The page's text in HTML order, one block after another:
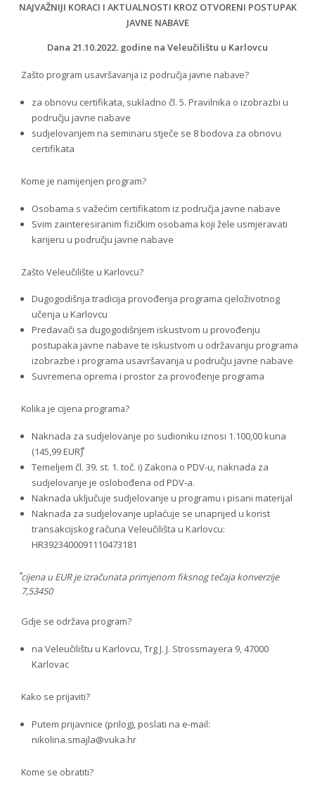
NAJVAŽNIJI KORACI I AKTUALNOSTI KROZ OTVORENI POSTUPAK
JAVNE NABAVE
Dana 21.10.2022. godine na Veleučilištu u Karlovcu
Zašto program usavršavanja iz područja javne nabave?
za obnovu certifikata, sukladno čl. 5. Pravilnika o izobrazbi u
području javne nabave
sudjelovanjem na seminaru stječe se 8 bodova za obnovu
certifikata
Kome je namijenjen program?
Osobama s važećim certifikatom iz područja javne nabave
Svim zainteresiranim fizičkim osobama koji žele usmjeravati
karijeru u području javne nabave
Zašto Veleučilište u Karlovcu?
Dugogodišnja tradicija provođenja programa cjeloživotnog
učenja u Karlovcu
Predavači sa dugogodišnjem iskustvom u provođenju
postupaka javne nabave te iskustvom u održavanju programa
izobrazbe i programa usavršavanja u području javne nabave
Suvremena oprema i prostor za provođenje programa
Kolika je cijena programa?
Naknada za sudjelovanje po sudioniku iznosi 1.100,00 kuna
(145,99 EUR)⃰
Temeljem čl. 39. st. 1. toč. i) Zakona o PDV-u, naknada za
sudjelovanje je oslobođena od PDV-a.
Naknada uključuje sudjelovanje u programu i pisani materijal
Naknada za sudjelovanje uplaćuje se unaprijed u korist
transakcijskog računa Veleučilišta u Karlovcu:
HR3923400091110473181
⃰cijena u EUR je izračunata primjenom fiksnog tečaja konverzije
7,53450
Gdje se održava program?
na Veleučilištu u Karlovcu, Trg J. J. Strossmayera 9, 47000
Karlovac
Kako se prijaviti?
Putem prijavnice (prilog), poslati na e-mail:
nikolina.smajla@vuka.hr
Kome se obratiti?